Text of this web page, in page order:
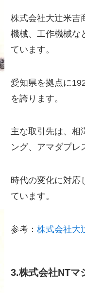
株式会社大辻米吉
機械、工作機械な
ています。
愛知県を拠点に
を誇ります。
主な取引先は、相
ング、アマダプレ
時代の変化に対応
ています。
参考：株式会社大
3.株式会社NTマ